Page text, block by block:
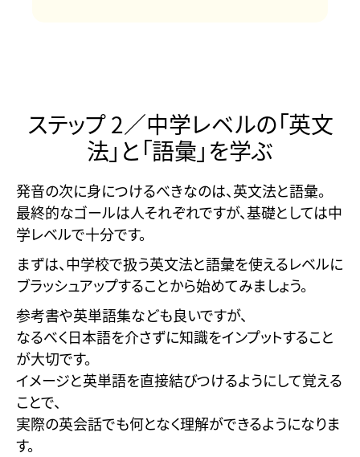
ステップ 2／中学レベルの「英文
法」と「語彙」を学ぶ
発音の次に身につけるべきなのは、英文法と語彙。
最終的なゴールは人それぞれですが、基礎としては中
学レベルで十分です。
まずは、中学校で扱う英文法と語彙を使えるレベルに
ブラッシュアップすることから始めてみましょう。
参考書や英単語集なども良いですが、
なるべく日本語を介さずに知識をインプットすること
が大切です。
イメージと英単語を直接結びつけるようにして覚える
ことで、
実際の英会話でも何となく理解ができるようになりま
す。